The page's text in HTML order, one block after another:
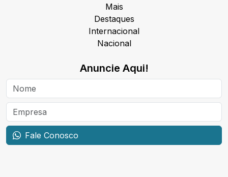
Mais
Destaques
Internacional
Nacional
Anuncie Aqui!
Fale Conosco